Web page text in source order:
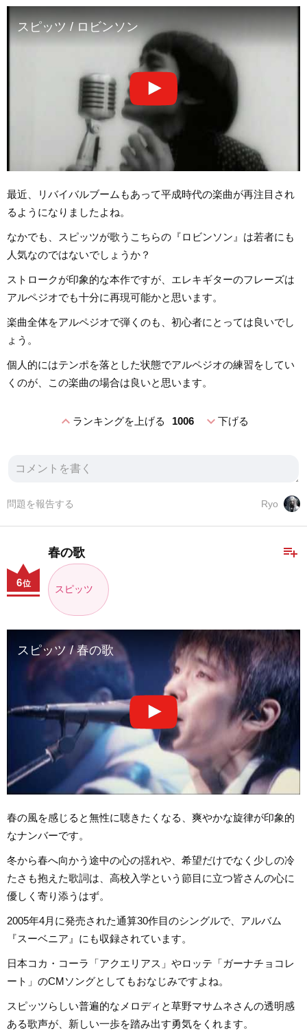
スピッツ / ロビンソン
最近、リバイバルブームもあって平成時代の楽曲が再注目され
るようになりましたよね。
なかでも、スピッツが歌うこちらの『ロビンソン』は若者にも
人気なのではないでしょうか？
ストロークが印象的な本作ですが、エレキギターのフレーズは
アルペジオでも十分に再現可能かと思います。
楽曲全体をアルペジオで弾くのも、初心者にとっては良いでし
ょう。
個人的にはテンポを落とした状態でアルペジオの練習をしてい
くのが、この楽曲の場合は良いと思います。
expand_lessランキングを上げる 1006 expand_more下げる
Ryo
問題を報告する
playlist_add
春の歌
スピッツ
6位
スピッツ / 春の歌
春の風を感じると無性に聴きたくなる、爽やかな旋律が印象的
なナンバーです。
冬から春へ向かう途中の心の揺れや、希望だけでなく少しの冷
たさも抱えた歌詞は、高校入学という節目に立つ皆さんの心に
優しく寄り添うはず。
2005年4月に発売された通算30作目のシングルで、アルバム
『スーベニア』にも収録されています。
日本コカ・コーラ「アクエリアス」やロッテ「ガーナチョコレ
ート」のCMソングとしてもおなじみですよね。
スピッツらしい普遍的なメロディと草野マサムネさんの透明感
ある歌声が、新しい一歩を踏み出す勇気をくれます。